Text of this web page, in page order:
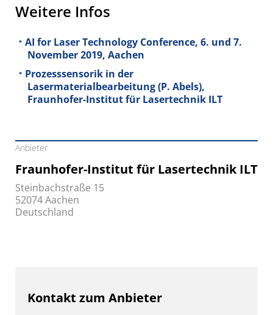
Weitere Infos
AI for Laser Technology Conference, 6. und 7.
November 2019, Aachen
Prozesssensorik in der
Lasermaterialbearbeitung (P. Abels),
Fraunhofer-Institut für Lasertechnik ILT
Anbieter
Fraunhofer-Institut für Lasertechnik ILT
Steinbachstraße 15
52074 Aachen
Deutschland
Kontakt zum Anbieter